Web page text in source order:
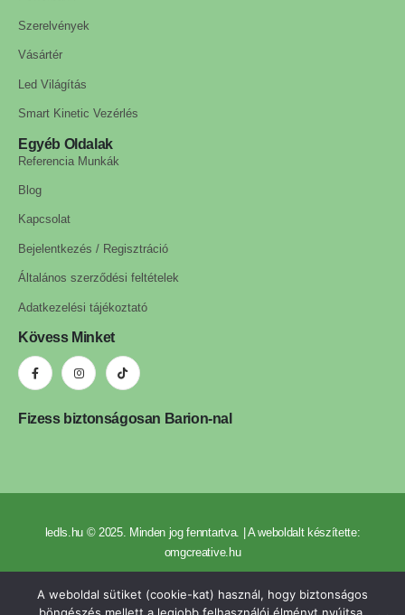
Szerelvények
Vásártér
Led Világítás
Smart Kinetic Vezérlés
Egyéb Oldalak
Referencia Munkák
Blog
Kapcsolat
Bejelentkezés / Regisztráció
Általános szerződési feltételek
Adatkezelési tájékoztató
Kövess Minket
Fizess biztonságosan Barion-nal
ledls.hu © 2025. Minden jog fenntartva. | A weboldalt készítette:
omgcreative.hu
A weboldal sütiket (cookie-kat) használ, hogy biztonságos